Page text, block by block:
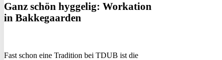
Ganz schön hyggelig: Workation
in Bakkegaarden
Fast schon eine Tradition bei TDUB ist die